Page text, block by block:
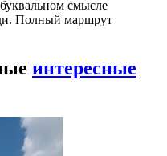
смысле
Полный маршрут
интересные